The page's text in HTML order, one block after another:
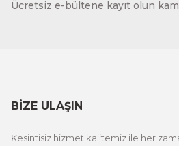
Ücretsiz e-bültene kayıt olun
BİZE ULAŞIN
Kesintisiz hizmet kalitemiz ile her